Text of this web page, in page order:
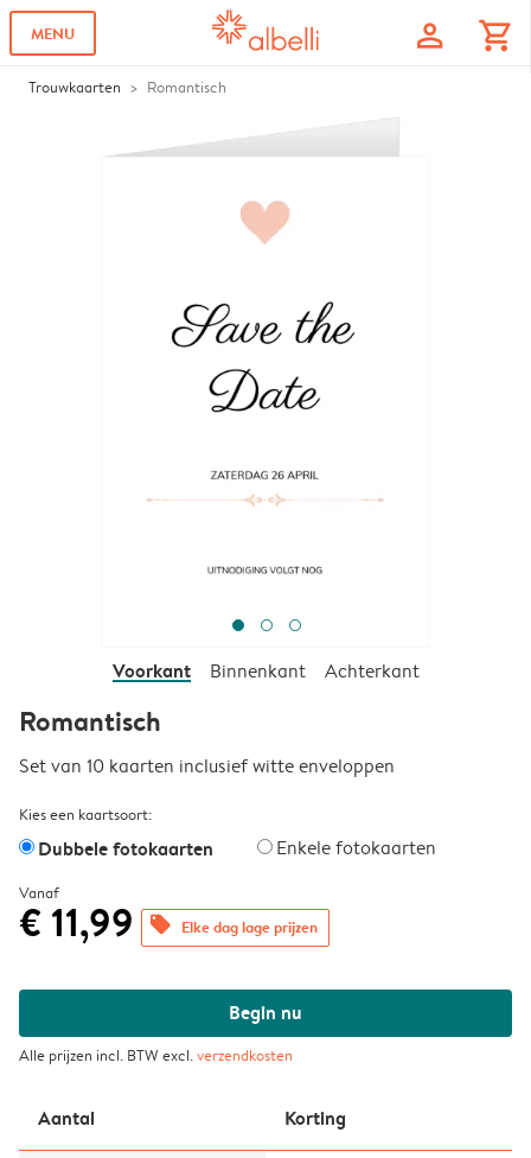
MENU profile shopping_cart
Trouwkaarten Romantisch
Voorkant Binnenkant Achterkant
Romantisch
Set van 10 kaarten inclusief witte enveloppen
Kies een kaartsoort:
Dubbele fotokaarten Enkele fotokaarten
Vanaf
€ 11,99 offers Elke dag lage prijzen
Begin nu
Alle prijzen incl. BTW excl.verzendkosten
Aantal Korting